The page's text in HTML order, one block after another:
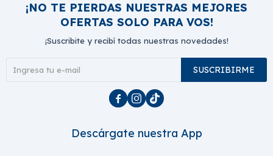
¡NO TE PIERDAS NUESTRAS MEJORES
OFERTAS SOLO PARA VOS!
¡Suscribite y recibí todas nuestras novedades!
SUSCRIBIRME
  
Descárgate nuestra App